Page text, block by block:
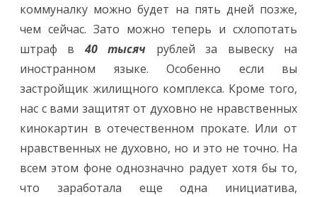
коммуналку можно будет на пять дней позже,
чем сейчас. Зато можно теперь и схлопотать
штраф в 40 тысяч рублей за вывеску на
иностранном языке. Особенно если вы
застройщик жилищного комплекса. Кроме того,
нас с вами защитят от духовно не нравственных
кинокартин в отечественном прокате. Или от
нравственных не духовно, но и это не точно. На
всем этом фоне однозначно радует хотя бы то,
что заработала еще одна инициатива,